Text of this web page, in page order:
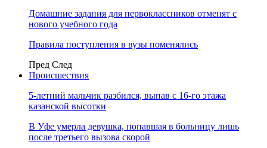
Домашние задания для первоклассников отменят с
нового учебного года
Правила поступления в вузы поменялись
Пред След
Происшествия
5-летний мальчик разбился, выпав с 16-го этажа
казанской высотки
В Уфе умерла девушка, попавшая в больницу лишь
после третьего вызова скорой